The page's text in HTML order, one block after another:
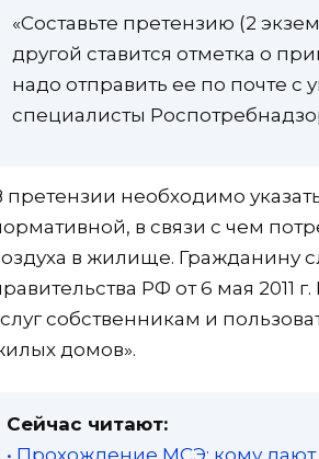
«Составьте претензию (2
другой ставится отметка о
надо отправить ее по почте
специалисты
претензии необходимо
в связи с чем
в жилище. Гражданину
РФ от 6 мая 2011
собственникам и
домов».
Сейчас читают:
• Прохождение МСЭ: кому дают